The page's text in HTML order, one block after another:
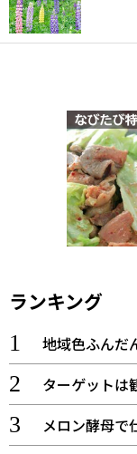
ランキング
地域色ふん
ターゲットは
メロン酵母で